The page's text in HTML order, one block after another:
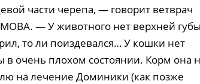
части черепа, — говорит ветврач
— У животного нет верхней
то ли поиздевался… У кошки нет
очень плохом состоянии. Корм она
на лечение Доминики (как позже